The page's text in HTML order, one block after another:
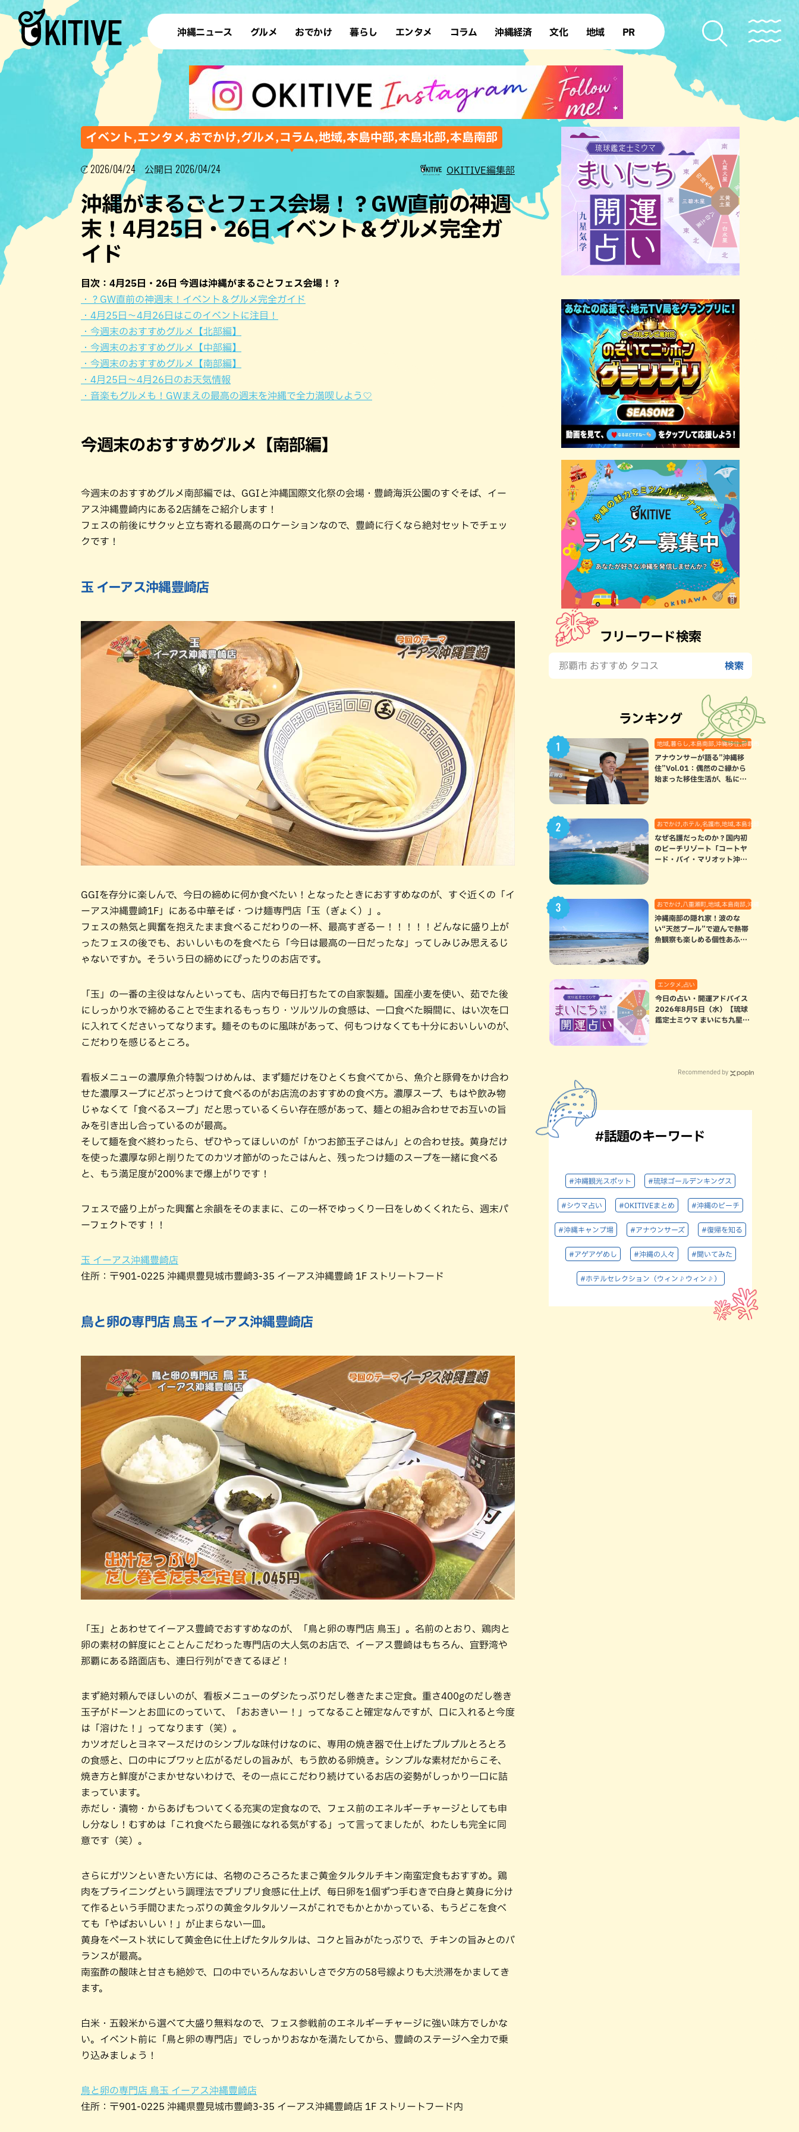
沖縄ニュース グルメ
ラーメン 沖縄そば
テイクアウト カフェ
すし・魚料理 和食・日本料理
沖縄料理 アジア・エスニック
ステーキ・焼肉 焼鳥・串料理
その他の肉料理 居酒屋・バー
ブッフェ・バイキング
ハンバーガー
おでかけ
デート ドライブ
散歩 ソロ活
歴史 体験
サウナ 公園
沖縄の海
暮らし
レシピ SDGs
ファッション ローカルニュース
沖縄移住 沖縄旧暦行事
エンタメ
スポーツ 占い
タレント・芸人 テレビ
コラム 沖縄経済 文化
復帰50年
地域
本島北部
本島南部 先島諸島
北部離島
PR
イベント,エンタメ,おでかけ,グルメ,コラム,地域,本島中部,本島北部,本島南部
2026/04/24 公開日 2026/04/24 OKITIVE編集部
沖縄がまるごとフェス会場！？GW直前の神週
末！4月25日・26日 イベント＆グルメ完全ガ
イド
目次：4月25日・26日 今週は沖縄がまるごとフェス会場！？
・？GW直前の神週末！イベント＆グルメ完全ガイド
・4月25日〜4月26日はこのイベントに注目！
・今週末のおすすめグルメ【北部編】
・今週末のおすすめグルメ【中部編】
・今週末のおすすめグルメ【南部編】
・4月25日〜4月26日のお天気情報
・音楽もグルメも！GWまえの最高の週末を沖縄で全力満喫しよう♡
今週末のおすすめグルメ【南部編】
今週末のおすすめグルメ南部編では、GGIと沖縄国際文化祭の会場・豊崎海浜公園のすぐそば、イー
アス沖縄豊崎内にある2店舗をご紹介します！
フェスの前後にサクッと立ち寄れる最高のロケーションなので、豊崎に行くなら絶対セットでチェッ
クです！
玉 イーアス沖縄豊崎店
GGIを存分に楽しんで、今日の締めに何か食べたい！となったときにおすすめなのが、すぐ近くの「イ
ーアス沖縄豊崎1F」にある中華そば・つけ麺専門店「玉（ぎょく）」。
フェスの熱気と興奮を抱えたまま食べるこだわりの一杯、最高すぎるー！！！！！どんなに盛り上が
ったフェスの後でも、おいしいものを食べたら「今日は最高の一日だったな」ってしみじみ思えるじ
ゃないですか。そういう日の締めにぴったりのお店です。
「玉」の一番の主役はなんといっても、店内で毎日打ちたての自家製麺。国産小麦を使い、茹でた後
にしっかり水で締めることで生まれるもっちり・ツルツルの食感は、一口食べた瞬間に、はい次を口
に入れてくださいってなります。麺そのものに風味があって、何もつけなくても十分においしいのが、
こだわりを感じるところ。
看板メニューの濃厚魚介特製つけめんは、まず麺だけをひとくち食べてから、魚介と豚骨をかけ合わ
せた濃厚スープにどぷっとつけて食べるのがお店流のおすすめの食べ方。濃厚スープ、もはや飲み物
じゃなくて「食べるスープ」だと思っているくらい存在感があって、麺との組み合わせでお互いの旨
みを引き出し合っているのが最高。
そして麺を食べ終わったら、ぜひやってほしいのが「かつお節玉子ごはん」との合わせ技。黄身だけ
を使った濃厚な卵と削りたてのカツオ節がのったごはんと、残ったつけ麺のスープを一緒に食べる
と、もう満足度が200%まで爆上がりです！
フェスで盛り上がった興奮と余韻をそのままに、この一杯でゆっくり一日をしめくくれたら、週末パ
ーフェクトです！！
玉 イーアス沖縄豊崎店
住所：〒901-0225 沖縄県豊見城市豊崎3-35 イーアス沖縄豊崎 1F ストリートフード
鳥と卵の専門店 鳥玉 イーアス沖縄豊崎店
「玉」とあわせてイーアス豊崎でおすすめなのが、「鳥と卵の専門店 鳥玉」。名前のとおり、鶏肉と
卵の素材の鮮度にとことんこだわった専門店の大人気のお店で、イーアス豊崎はもちろん、宜野湾や
那覇にある路面店も、連日行列ができてるほど！
まず絶対頼んでほしいのが、看板メニューのダシたっぷりだし巻きたまご定食。重さ400gのだし巻き
玉子がドーンとお皿にのっていて、「おおきいー！」ってなること確定なんですが、口に入れると今度
は「溶けた！」ってなります（笑）。
カツオだしとヨネマースだけのシンプルな味付けなのに、専用の焼き器で仕上げたプルプルとろとろ
の食感と、口の中にブワッと広がるだしの旨みが、もう飲める卵焼き。シンプルな素材だからこそ、
焼き方と鮮度がごまかせないわけで、その一点にこだわり続けているお店の姿勢がしっかり一口に詰
まっています。
赤だし・漬物・からあげもついてくる充実の定食なので、フェス前のエネルギーチャージとしても申
し分なし！むすめは「これ食べたら最強になれる気がする」って言ってましたが、わたしも完全に同
意です（笑）。
さらにガツンといきたい方には、名物のごろごろたまご黄金タルタルチキン南蛮定食もおすすめ。鶏
肉をブライニングという調理法でプリプリ食感に仕上げ、毎日卵を1個ずつ手むきで白身と黄身に分け
て作るという手間ひまたっぷりの黄金タルタルソースがこれでもかとかかっている、もうどこを食べ
ても「やばおいしい！」が止まらない一皿。
黄身をペースト状にして黄金色に仕上げたタルタルは、コクと旨みがたっぷりで、チキンの旨みとのバ
ランスが最高。
南蛮酢の酸味と甘さも絶妙で、口の中でいろんなおいしさで夕方の58号線よりも大渋滞をかましてき
ます。
白米・五穀米から選べて大盛り無料なので、フェス参戦前のエネルギーチャージに強い味方でしかな
い。イベント前に「鳥と卵の専門店」でしっかりおなかを満たしてから、豊崎のステージへ全力で乗
り込みましょう！
鳥と卵の専門店 鳥玉 イーアス沖縄豊崎店
住所：〒901-0225 沖縄県豊見城市豊崎3-35 イーアス沖縄豊崎店 1F ストリートフード内
フリーワード検索
ランキング
地域,暮らし,本島南部,沖縄移住,那覇市
アナウンサーが語る”沖縄移
住”Vol.01：偶然のご縁から
始まった移住生活が、私にと
おでかけ,ホテル,名護市,地域,本島北部
なぜ名護だったのか？国内初
のビーチリゾート「コートヤ
ード・バイ・マリオット沖縄
おでかけ,八重瀬町,地域,本島南部,沖縄の海,自然
沖縄南部の隠れ家！波のな
い“天然プール”で遊んで熱帯
魚観察も楽しめる個性あふれ
エンタメ,占い
今日の占い・開運アドバイス
2026年8月5日（水）【琉球
鑑定士ミウマ まいにち九星気
Recommended by
#話題のキーワード
#沖縄観光スポット #琉球ゴールデンキングス
#シウマ占い #OKITIVEまとめ #沖縄のビーチ
#沖縄キャンプ場 #アナウンサーズ #復帰を知る
#アゲアゲめし #沖縄の人々 #聞いてみた
#ホテルセレクション（ウィン♪ウィン♪）